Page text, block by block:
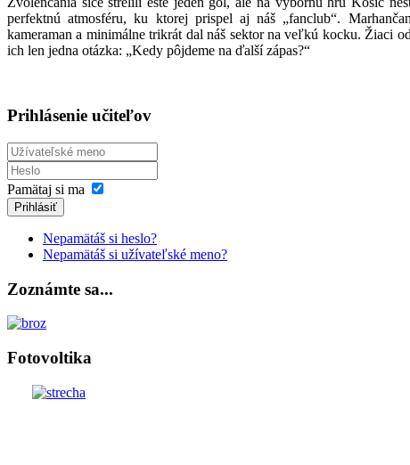
perfektnú atmosféru, ku ktorej prispel aj náš „fanclub“.
kameraman a minimálne trikrát dal náš sektor na veľkú kocku. Žiaci
ich len jedna otázka: „Kedy pôjdeme na ďalší zápas?“
Prihlásenie učiteľov
Pamätaj si ma
Prihlásiť
Nepamätáš si heslo?
Nepamätáš si užívateľské meno?
Zoznámte sa...
Fotovoltika